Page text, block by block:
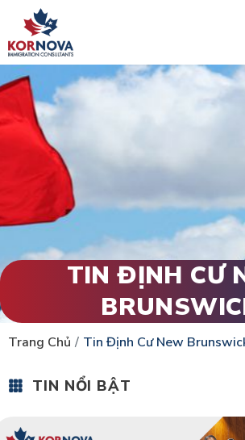
TIN ĐỊNH CƯ
Trang Chủ Tin Định Cư New
TIN NỔI BẬT